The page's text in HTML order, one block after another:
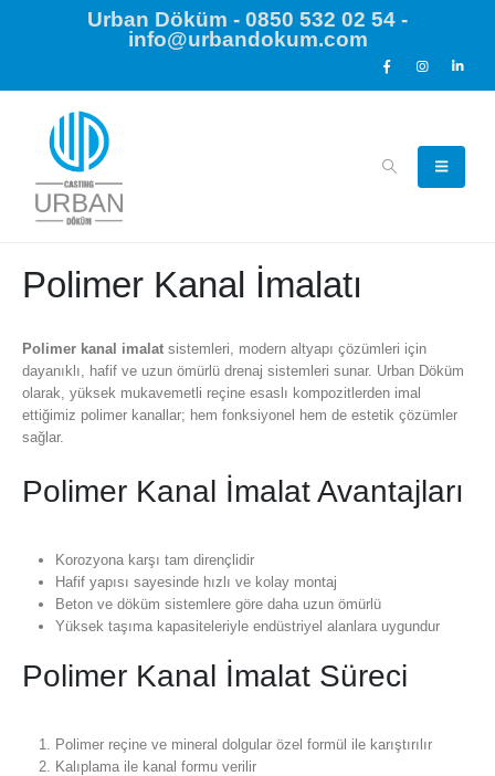
Urban Döküm - 0850 532 02 54 -
info@urbandokum.com
Polimer Kanal İmalatı
Polimer kanal imalat sistemleri, modern altyapı çözümleri için
dayanıklı, hafif ve uzun ömürlü drenaj sistemleri sunar. Urban Döküm
olarak, yüksek mukavemetli reçine esaslı kompozitlerden imal
ettiğimiz polimer kanallar; hem fonksiyonel hem de estetik çözümler
sağlar.
Polimer Kanal İmalat Avantajları
Korozyona karşı tam dirençlidir
Hafif yapısı sayesinde hızlı ve kolay montaj
Beton ve döküm sistemlere göre daha uzun ömürlü
Yüksek taşıma kapasiteleriyle endüstriyel alanlara uygundur
Polimer Kanal İmalat Süreci
Polimer reçine ve mineral dolgular özel formül ile karıştırılır
Kalıplama ile kanal formu verilir